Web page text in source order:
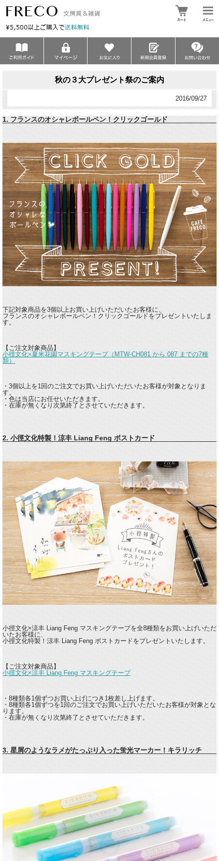
秋の３大プレゼント祭のご案内
2016/09/27
1. フランスのオシャレボールペン！クリックゴールド
下記対象商品を3個以上お買い上げいただいたお客様に、
フランスのオシャレボールペン！クリックゴールドをプレゼントいたしま
す。
【ご注文対象商品】
小徑文化×夏米花園マスキングテープ（MTW-CH081 から 087 までの7種
類）
・3個以上を1回のご注文でお買い上げいただいたお客様が対象となりま
す。
・色は当店にお任せいただきます。
・在庫が無くなり次第終了とさせていただきます。
2. 小徑文化特製！涼丰 Liang Feng ポストカード
小徑文化×涼丰 Liang Feng マスキングテープを全8種類をお買い上げいただ
いたお客様に、
小徑文化特製！涼丰 Liang Feng ポストカードをプレゼントいたします。
【ご注文対象商品】
小徑文化×涼丰 Liang Feng マスキングテープ
・8種類各1個ずつお買い上げにつき1枚差し上げます。
・8種類各1個ずつを1回のご注文でお買い上げいただいたお客様が対象とな
ります。
・在庫が無くなり次第終了とさせていただきます。
3. 星屑のようなラメがたっぷり入った蛍光マーカー！キラリッチ